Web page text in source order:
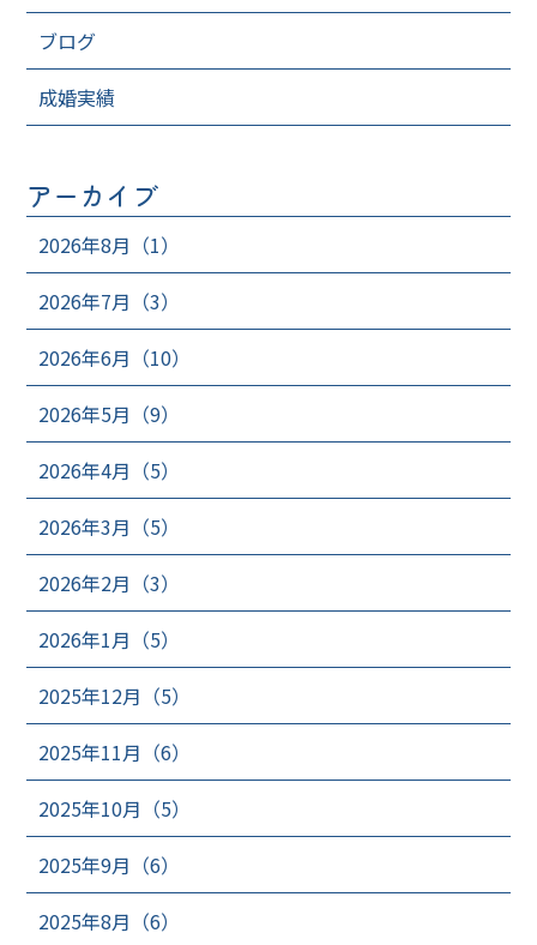
ブログ
成婚実績
アーカイブ
2026年8月（1）
2026年7月（3）
2026年6月（10）
2026年5月（9）
2026年4月（5）
2026年3月（5）
2026年2月（3）
2026年1月（5）
2025年12月（5）
2025年11月（6）
2025年10月（5）
2025年9月（6）
2025年8月（6）